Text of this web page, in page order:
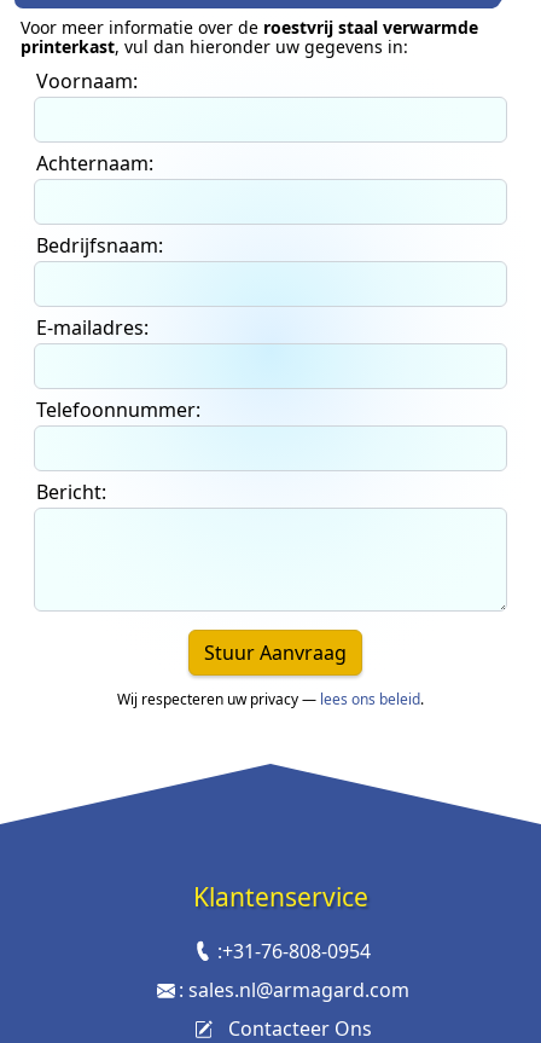
Voor meer informatie over de roestvrij staal verwarmde
printerkast, vul dan hieronder uw gegevens in:
Voornaam:
Achternaam:
Bedrijfsnaam:
E-mailadres:
Telefoonnummer:
Bericht:
Stuur Aanvraag
Wij respecteren uw privacy — lees ons beleid.
Klantenservice
:+31-76-808-0954
: sales.nl@armagard.com
Contacteer Ons